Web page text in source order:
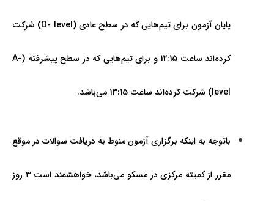
پايان آزمون برای تيم‌هايي که در سطح عادی (O- level) شرکت
کرده‌­اند ساعت 12:15 و برای تيم‌هايي که در سطح پيشرفته (A-
level) شرکت کرده‌­اند ساعت 13:15 می‌­باشد.
باتوجه به اينکه برگزاری آزمون منوط به دريافت سوالات در موقع
مقرر از کميته مرکزی در مسکو می‌باشد، خواهشمند است ۳ روز